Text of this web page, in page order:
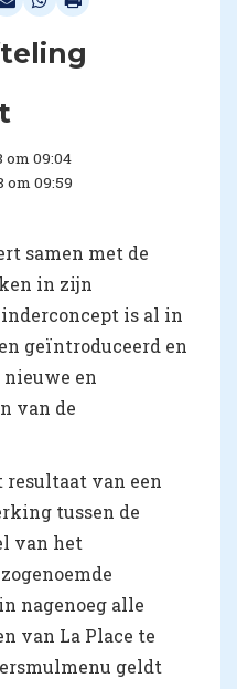
om 09:04
om 09:59
samen met de
in zijn
is al in
geïntroduceerd en
en
van de
resultaat van een
tussen de
van het
nagenoeg alle
van La Place te
geldt